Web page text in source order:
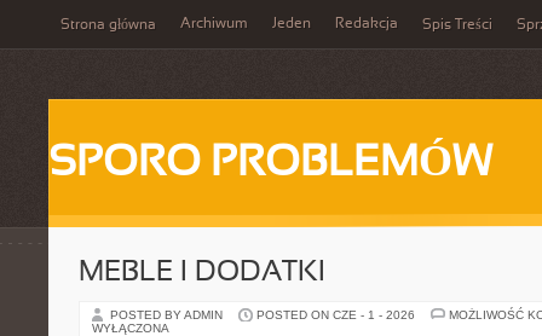
Strona główna Archiwum Jeden Redakcja Spis Treści
SPORO PROBLEMÓW
MEBLE I DODATKI
POSTED BY ADMIN POSTED ON CZE - 1 - 2026
MOŻLIWOŚĆ
WYŁĄCZONA